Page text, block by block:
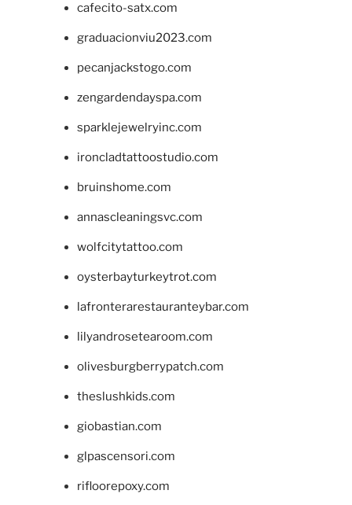
cafecito-satx.com
graduacionviu2023.com
pecanjackstogo.com
zengardendayspa.com
sparklejewelryinc.com
ironcladtattoostudio.com
bruinshome.com
annascleaningsvc.com
wolfcitytattoo.com
oysterbayturkeytrot.com
lafronterarestauranteybar.com
lilyandrosetearoom.com
olivesburgberrypatch.com
theslushkids.com
giobastian.com
glpascensori.com
rifloorepoxy.com